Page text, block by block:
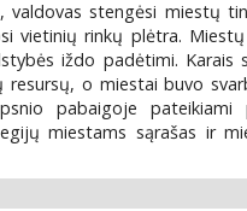
valdovas stengėsi miestų
vietinių rinkų plėtra.
iždo padėtimi. Karais
resursų, o miestai buvo
pabaigoje pateikiami
miestams sąrašas ir